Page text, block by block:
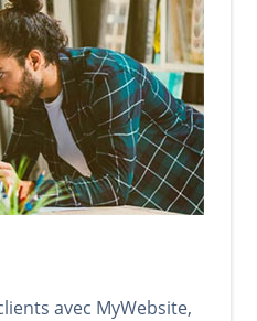
avec MyWebsite,